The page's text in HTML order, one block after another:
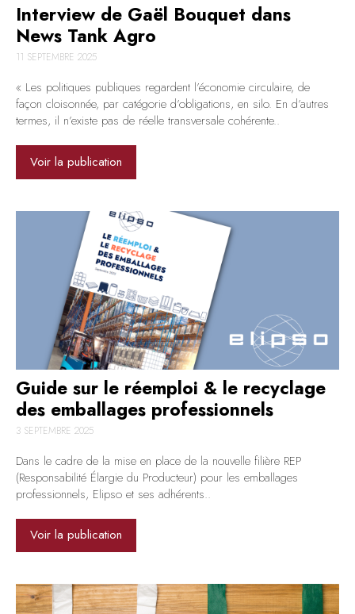
Interview de Gaël Bouquet dans
News Tank Agro
11 SEPTEMBRE 2025
« Les politiques publiques regardent l’économie circulaire, de
façon cloisonnée, par catégorie d’obligations, en silo. En d’autres
termes, il n’existe pas de réelle transversale cohérente..
Voir la publication
Guide sur le réemploi & le recyclage
des emballages professionnels
3 SEPTEMBRE 2025
Dans le cadre de la mise en place de la nouvelle filière REP
(Responsabilité Élargie du Producteur) pour les emballages
professionnels, Elipso et ses adhérents..
Voir la publication